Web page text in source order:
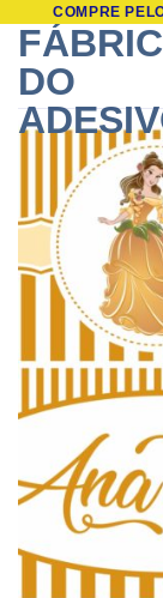
content
COMPRE
DO